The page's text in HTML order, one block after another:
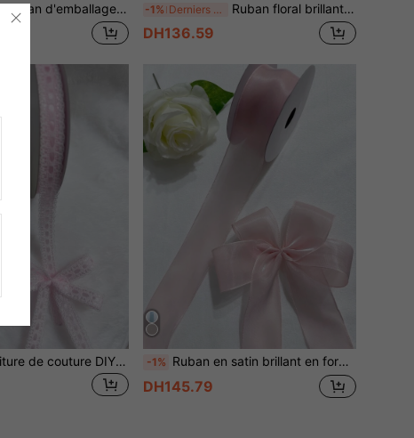
Ruban d'emballage 10 yards/rouleau en tulle froissé à petits pois blanc multicolore, 3,8", pour accessoires cheveux, chaussures et fleurs -1% Derniers 3 jours Ruban floral brillant fait main pour accessoire de cheveux, 3,8 cm, 10 yards/rouleau
DH136.59
1 rouleau Garniture de couture DIY en dentelle -1% Ruban en satin brillant en forme de nœud de lys de 3,8 cm, 10 yards/rouleau, ruban pour emballage cadeau de fleurs, Saint-Valentin
DH145.79